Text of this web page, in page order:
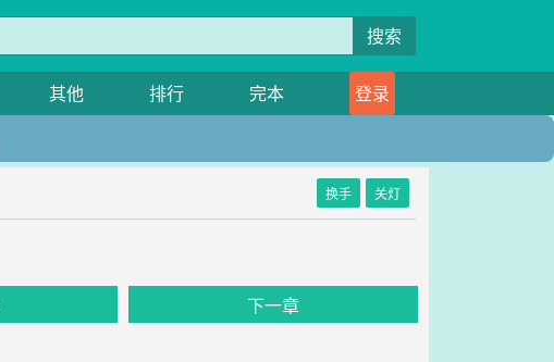
搜索
其他 排行 完本
登录
换手 关灯
下一章